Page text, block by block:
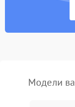
Модели